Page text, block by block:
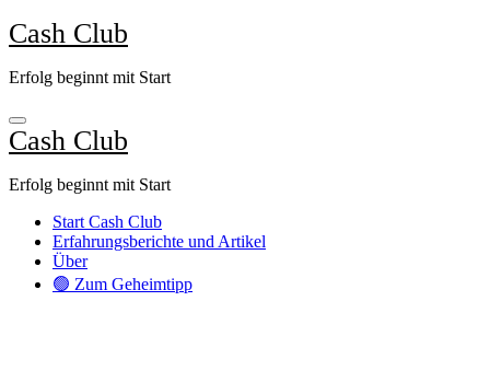
Zum
Inhalt
Cash Club
Erfolg beginnt mit Start
Cash Club
Erfolg beginnt mit Start
Start Cash Club
Erfahrungsberichte und Artikel
Über
🟢 Zum Geheimtipp